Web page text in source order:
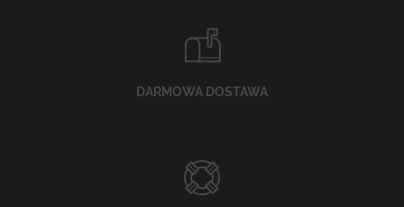
DARMOWA DOSTAWA